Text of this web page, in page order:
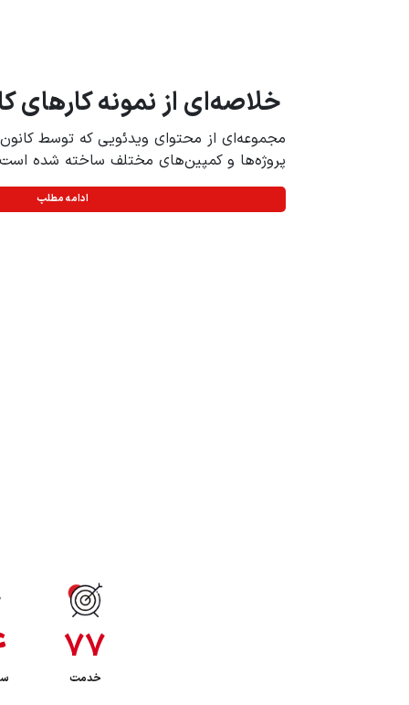
خلاصه‌ای از نمونه‌ کارهای
مجموعه‌ای از محتوای ویدئویی که توسط
پروژه‌ها و کمپین‌های مختلف ساخته شده
ادامه مطلب
۷۷
خدمت